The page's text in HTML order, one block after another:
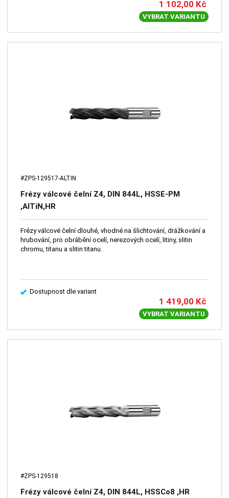
1 102,00 Kč
VYBRAT VARIANTU
#ZPS-129517-ALTIN
Frézy válcové čelní Z4, DIN 844L, HSSE-PM
,AlTiN,HR
Frézy válcové čelní dlouhé, vhodné na šlichtování, drážkování a
hrubování, pro obrábění ocelí, nerezových ocelí, litiny, slitin
chromu, titanu a slitin titanu.
Dostupnost dle variant
1 419,00 Kč
VYBRAT VARIANTU
#ZPS-129518
Frézy válcové čelní Z4, DIN 844L, HSSCo8 ,HR